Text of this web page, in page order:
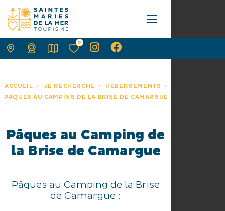
ACCUEIL JE RECHERCHE
HÉBERGEMENTS
PÂQUES AU CAMPING DE LA BRISE DE CAMARGUE
Pâques au Camping de
la Brise de Camargue
Pâques au Camping de la Brise
de Camargue :
0